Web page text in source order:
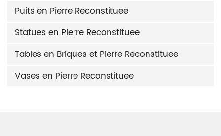
Puits en Pierre Reconstituee
Statues en Pierre Reconstituee
Tables en Briques et Pierre Reconstituee
Vases en Pierre Reconstituee